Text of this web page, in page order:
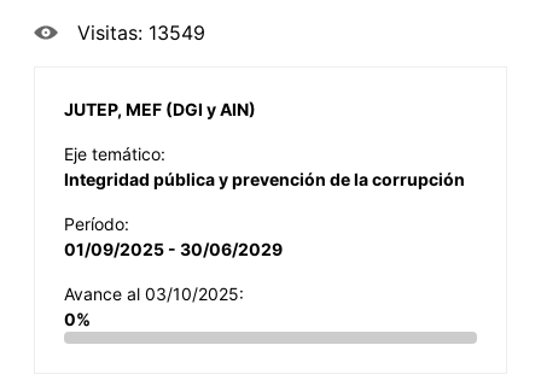
Visitas: 13549
JUTEP, MEF (DGI y AIN)
Eje temático:
Integridad pública y prevención de la corrupción
Período:
01/09/2025 - 30/06/2029
Avance al 03/10/2025:
0%